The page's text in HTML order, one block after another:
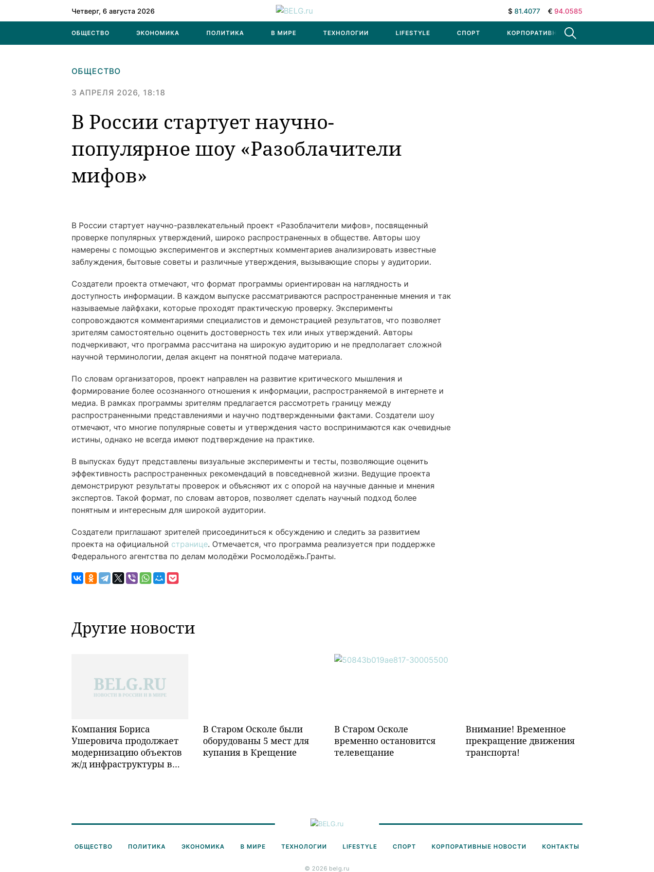
Четверг, 6 августа 2026 $ 81.4077 € 94.0585
ОБЩЕСТВО ЭКОНОМИКА ПОЛИТИКА В МИРЕ ТЕХНОЛОГИИ LIFESTYLE СПОРТ КОРПОРАТИВНЫЕ НОВОСТИ
ОБЩЕСТВО
3 АПРЕЛЯ 2026, 18:18
В России стартует научно-
популярное шоу «Разоблачители
мифов»
В России стартует научно-развлекательный проект «Разоблачители мифов», посвященный
проверке популярных утверждений, широко распространенных в обществе. Авторы шоу
намерены с помощью экспериментов и экспертных комментариев анализировать известные
заблуждения, бытовые советы и различные утверждения, вызывающие споры у аудитории.
Создатели проекта отмечают, что формат программы ориентирован на наглядность и
доступность информации. В каждом выпуске рассматриваются распространенные мнения и так
называемые лайфхаки, которые проходят практическую проверку. Эксперименты
сопровождаются комментариями специалистов и демонстрацией результатов, что позволяет
зрителям самостоятельно оценить достоверность тех или иных утверждений. Авторы
подчеркивают, что программа рассчитана на широкую аудиторию и не предполагает сложной
научной терминологии, делая акцент на понятной подаче материала.
По словам организаторов, проект направлен на развитие критического мышления и
формирование более осознанного отношения к информации, распространяемой в интернете и
медиа. В рамках программы зрителям предлагается рассмотреть границу между
распространенными представлениями и научно подтвержденными фактами. Создатели шоу
отмечают, что многие популярные советы и утверждения часто воспринимаются как очевидные
истины, однако не всегда имеют подтверждение на практике.
В выпусках будут представлены визуальные эксперименты и тесты, позволяющие оценить
эффективность распространенных рекомендаций в повседневной жизни. Ведущие проекта
демонстрируют результаты проверок и объясняют их с опорой на научные данные и мнения
экспертов. Такой формат, по словам авторов, позволяет сделать научный подход более
понятным и интересным для широкой аудитории.
Создатели приглашают зрителей присоединиться к обсуждению и следить за развитием
проекта на официальной странице. Отмечается, что программа реализуется при поддержке
Федерального агентства по делам молодёжи Росмолодёжь.Гранты.
Другие новости
Компания Бориса
Ушеровича продолжает
модернизацию объектов
ж/д инфраструктуры в
В Старом Осколе были
оборудованы 5 мест для
купания в Крещение
В Старом Осколе
временно остановится
телевещание
Внимание! Временное
прекращение движения
транспорта!
ОБЩЕСТВО ПОЛИТИКА ЭКОНОМИКА В МИРЕ ТЕХНОЛОГИИ LIFESTYLE СПОРТ КОРПОРАТИВНЫЕ НОВОСТИ КОНТАКТЫ
© 2026 belg.ru